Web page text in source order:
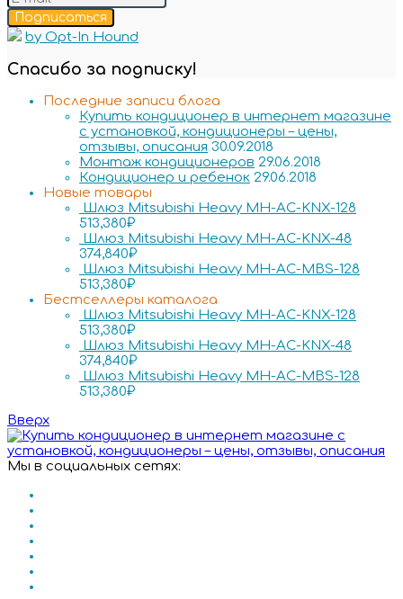
Подписаться
by Opt-In Hound
Спасибо за подписку!
Последние записи блога
Купить кондиционер в интернет магазине
с установкой, кондиционеры – цены,
отзывы, описания 30.09.2018
Монтаж кондиционеров 29.06.2018
Кондиционер и ребенок 29.06.2018
Новые товары
Шлюз Mitsubishi Heavy MH-AC-KNX-128
513,380₽
Шлюз Mitsubishi Heavy MH-AC-KNX-48
374,840₽
Шлюз Mitsubishi Heavy MH-AC-MBS-128
513,380₽
Бестселлеры каталога
Шлюз Mitsubishi Heavy MH-AC-KNX-128
513,380₽
Шлюз Mitsubishi Heavy MH-AC-KNX-48
374,840₽
Шлюз Mitsubishi Heavy MH-AC-MBS-128
513,380₽
Вверх
Мы в социальных сетях: